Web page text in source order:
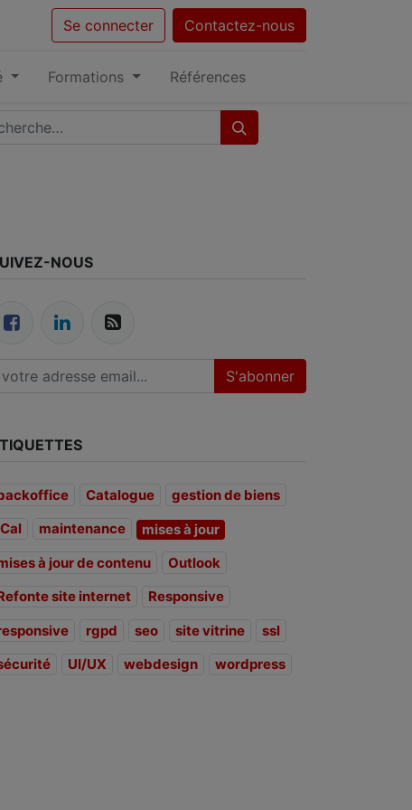
Se connecter Contactez-nous
Formations Références
NOUS
S'abonner
Catalogue
gestion de biens
maintenance
mises à jour
à jour de contenu
Outlook
site internet
Responsive
rgpd seo site vitrine
ssl
UI/UX webdesign wordpress